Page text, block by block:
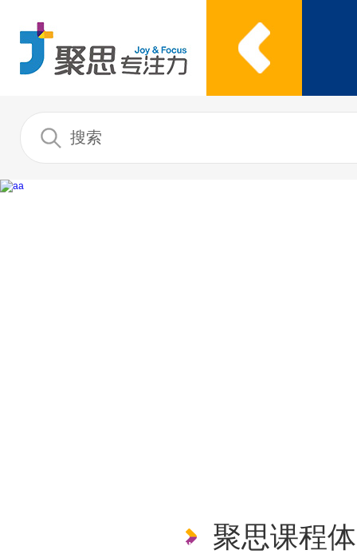
聚思课程
CONCENTRATION TRAINING